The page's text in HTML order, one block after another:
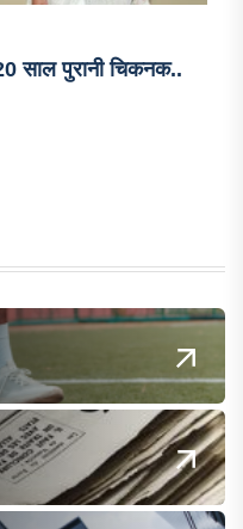
साल पुरानी चिकनक..